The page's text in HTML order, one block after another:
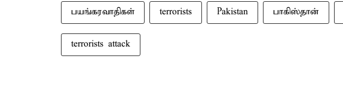
பயங்கரவாதிகள் terrorists Pakistan பாகிஸ்தான்
terrorists attack